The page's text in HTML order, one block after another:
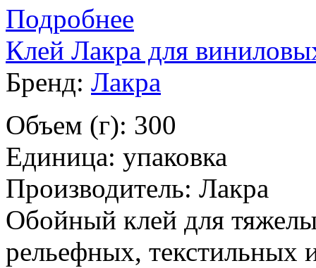
Подробнее
Клей Лакра для
Бренд: Лакра
Объем (г): 300
Единица: упаковка
Производитель: Лакра
Обойный клей для
рельефных, текстильных